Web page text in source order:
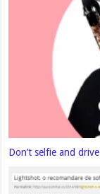
Don’t selfie and drive